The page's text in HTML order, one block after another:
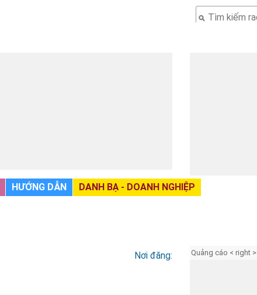
HƯỚNG DẪN
DANH BẠ - DOANH NGHIỆP
Nơi đăng:
Quảng cáo < right >